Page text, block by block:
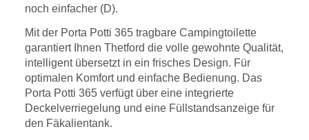
noch einfacher (D).
Mit der Porta Potti 365 tragbare Campingtoilette
garantiert Ihnen Thetford die volle gewohnte Qualität,
intelligent übersetzt in ein frisches Design. Für
optimalen Komfort und einfache Bedienung. Das
Porta Potti 365 verfügt über eine integrierte
Deckelverriegelung und eine Füllstandsanzeige für
den Fäkalientank.